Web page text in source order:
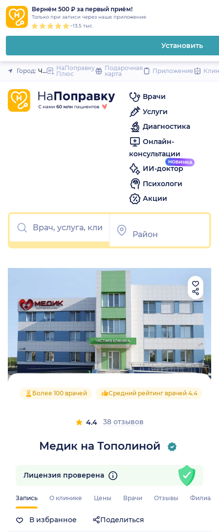
Вернём 500 ₽ за первый приём!
Только при записи через наше приложение
~13.5 тыс.
Установить
Закрыть
Город: ЧебоксарыНаПоправку
Плюс
Подарочная
карта
Приложение
Врачи
Услуги
Диагностика
Онлайн-
консультации
ИИ-доктор
Психологи
Акции
Медик на Тополиной
Более 100 врачей Средний рейтинг врачей 4.4
4.4 38 отзывов
Запись О клинике Цены Врачи Отзывы Филиалы
В избранное Поделиться
Лицензия проверена